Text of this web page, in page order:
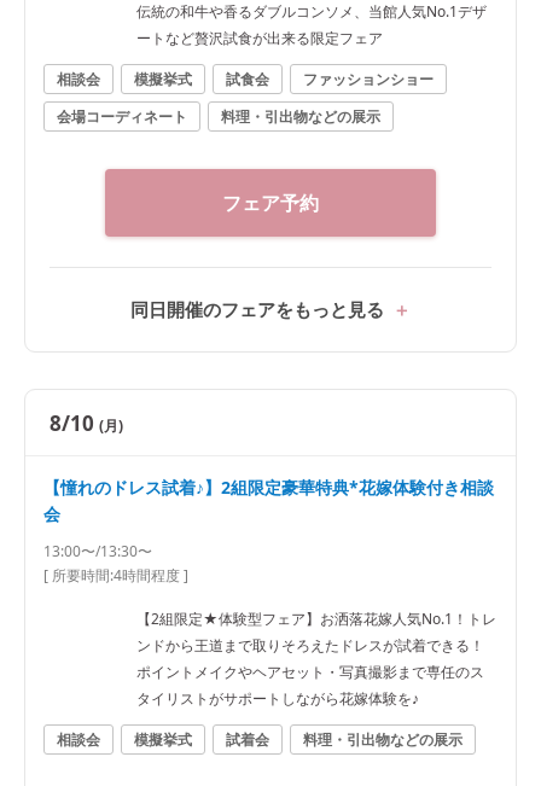
伝統の和牛や香るダブルコンソメ、当館人気No.1デザ
ートなど贅沢試食が出来る限定フェア
相談会
模擬挙式 試食会
ファッションショー
会場コーディネート
料理・引出物などの展示
フェア予約
同日開催のフェアをもっと見る
8/10 (月)
【憧れのドレス試着♪】2組限定豪華特典*花嫁体験付き相談
会
13:00〜/13:30〜
[ 所要時間:4時間程度]
【2組限定★体験型フェア】お洒落花嫁人気No.1！トレ
ンドから王道まで取りそろえたドレスが試着できる！
ポイントメイクやヘアセット・写真撮影まで専任のス
タイリストがサポートしながら花嫁体験を♪
相談会
模擬挙式 試着会 料理・引出物などの展示